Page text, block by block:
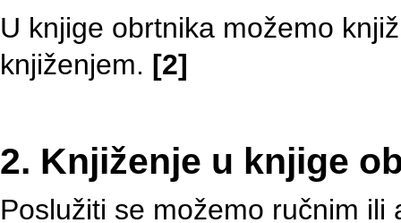
U knjige obrtnika možemo
knjiženjem. [2]
2. Knjiženje u knjige
Poslužiti se možemo ručnim